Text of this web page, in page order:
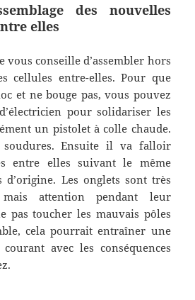
des nouvelles
elles
vous conseille d’assembler hors
cellules entre-elles. Pour que
et ne bouge pas, vous pouvez
pour solidariser les
un pistolet à colle chaude.
soudures. Ensuite il va falloir
entre elles suivant le même
d’origine. Les onglets sont très
attention pendant leur
pas toucher les mauvais pôles
cela pourrait entraîner une
avec les conséquences